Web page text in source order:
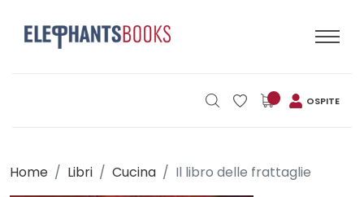
OSPITE
Home Libri Cucina Il libro delle frattaglie